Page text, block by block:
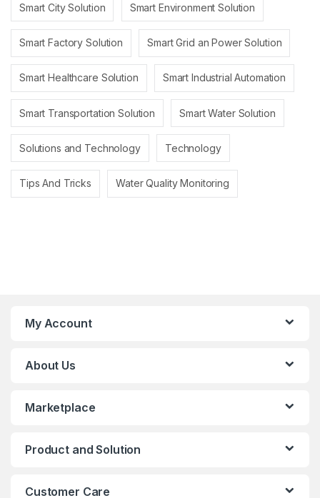
Smart City Solution Smart Environment Solution
Smart Factory Solution Smart Grid an Power Solution
Smart Healthcare Solution Smart Industrial Automation
Smart Transportation Solution Smart Water Solution
Solutions and Technology Technology
Tips And Tricks Water Quality Monitoring
My Account
About Us
Marketplace
Product and Solution
Customer Care